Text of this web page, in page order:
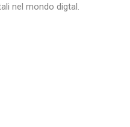
nel mondo digtal.